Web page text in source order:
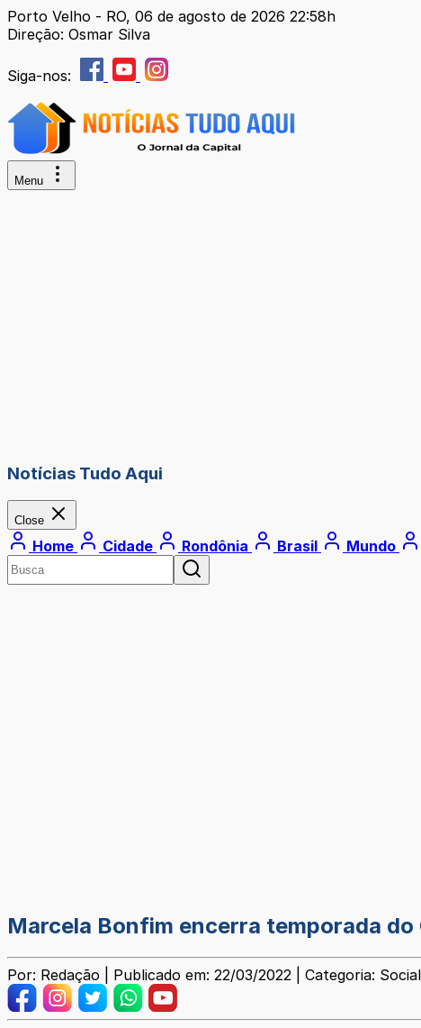
Porto Velho - RO, 06 de agosto de 2026 22:58h
Direção: Osmar Silva
Siga-nos:
Menu
Notícias Tudo Aqui
Close
Home Cidade Rondônia Brasil Mundo
Marcela Bonfim encerra temporada
Por: Redação | Publicado em: 22/03/2022 | Categoria: Social